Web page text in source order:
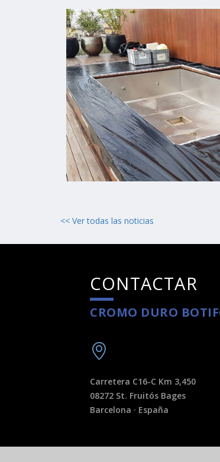
<< Ver todas las noticias
CONTACTAR
CROMO DURO
Carretera C16-C Km 3,450
08272 St. Fruitós Bages
Barcelona · España